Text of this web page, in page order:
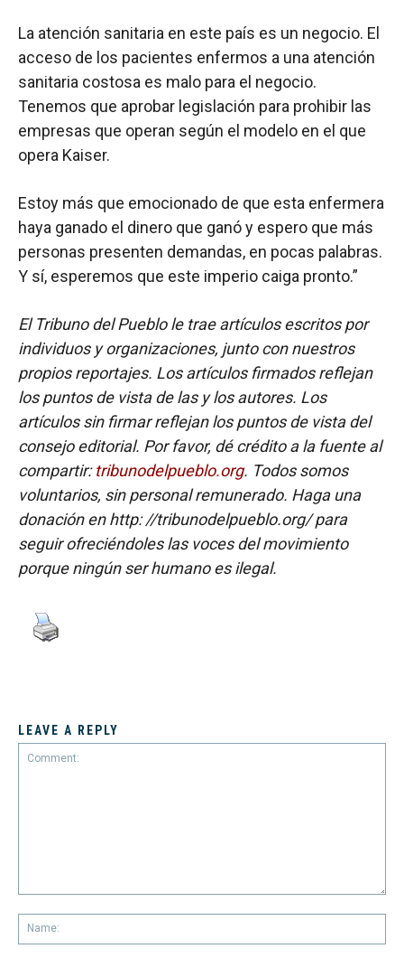
La atención sanitaria en este país es un negocio. El
acceso de los pacientes enfermos a una atención
sanitaria costosa es malo para el negocio.
Tenemos que aprobar legislación para prohibir las
empresas que operan según el modelo en el que
opera Kaiser.
Estoy más que emocionado de que esta enfermera
haya ganado el dinero que ganó y espero que más
personas presenten demandas, en pocas palabras.
Y sí, esperemos que este imperio caiga pronto.”
El Tribuno del Pueblo le trae artículos escritos por
individuos y organizaciones, junto con nuestros
propios reportajes. Los artículos firmados reflejan
los puntos de vista de las y los autores. Los
artículos sin firmar reflejan los puntos de vista del
consejo editorial. Por favor, dé crédito a la fuente al
compartir:tribunodelpueblo.org. Todos somos
voluntarios, sin personal remunerado. Haga una
donación en http: //tribunodelpueblo.org/ para
seguir ofreciéndoles las voces del movimiento
porque ningún ser humano es ilegal.
LEAVE A REPLY